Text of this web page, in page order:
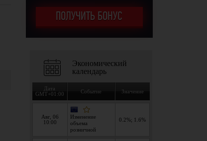
ПОЛУЧИТЬ БОНУС